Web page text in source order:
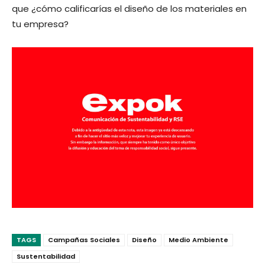
que ¿cómo calificarías el diseño de los materiales en
tu empresa?
TAGS Campañas Sociales Diseño
Medio Ambiente
Sustentabilidad